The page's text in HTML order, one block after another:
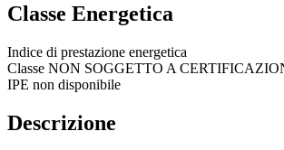
Classe Energetica
Indice di prestazione energetica
Classe NON SOGGETTO A
IPE non disponibile
Descrizione